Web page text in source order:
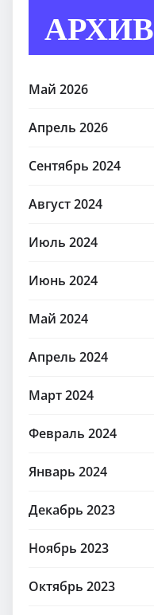
АРХИВ
Май 2026
Апрель 2026
Сентябрь 2024
Август 2024
Июль 2024
Июнь 2024
Май 2024
Апрель 2024
Март 2024
Февраль 2024
Январь 2024
Декабрь 2023
Ноябрь 2023
Октябрь 2023